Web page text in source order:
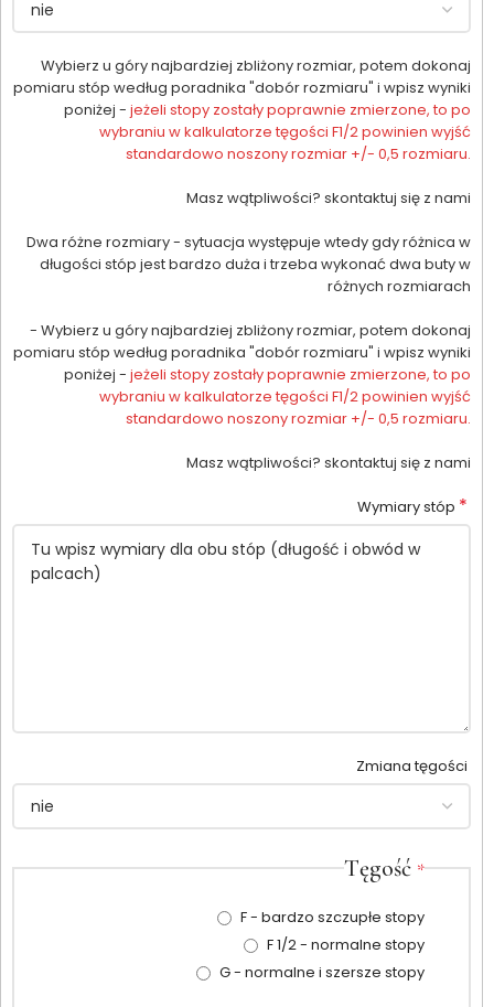
Wybierz u góry najbardziej zbliżony rozmiar, potem dokonaj
pomiaru stóp według poradnika "dobór rozmiaru" i wpisz wyniki
poniżej - jeżeli stopy zostały poprawnie zmierzone, to po
wybraniu w kalkulatorze tęgości F1/2 powinien wyjść
standardowo noszony rozmiar +/- 0,5 rozmiaru.
Masz wątpliwości? skontaktuj się z nami
Dwa różne rozmiary - sytuacja występuje wtedy gdy różnica w
długości stóp jest bardzo duża i trzeba wykonać dwa buty w
różnych rozmiarach
- Wybierz u góry najbardziej zbliżony rozmiar, potem dokonaj
pomiaru stóp według poradnika "dobór rozmiaru" i wpisz wyniki
poniżej - jeżeli stopy zostały poprawnie zmierzone, to po
wybraniu w kalkulatorze tęgości F1/2 powinien wyjść
standardowo noszony rozmiar +/- 0,5 rozmiaru.
Masz wątpliwości? skontaktuj się z nami
Wymiary stóp *
Zmiana tęgości
Tęgość *
F - bardzo szczupłe stopy
F 1/2 - normalne stopy
G - normalne i szersze stopy